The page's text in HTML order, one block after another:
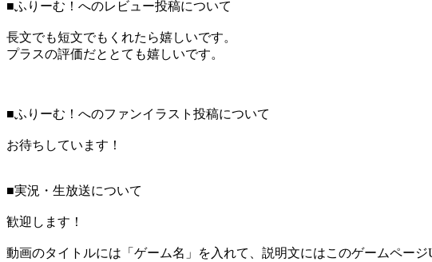
■ふりーむ！へのレビュー投稿について
長文でも短文でもくれたら嬉しいです。
プラスの評価だととても嬉しいです。
■ふりーむ！へのファンイラスト投稿について
お待ちしています！
■実況・生放送について
歓迎します！
動画のタイトルには「ゲーム名」を入れて、説明文にはこのゲームペー